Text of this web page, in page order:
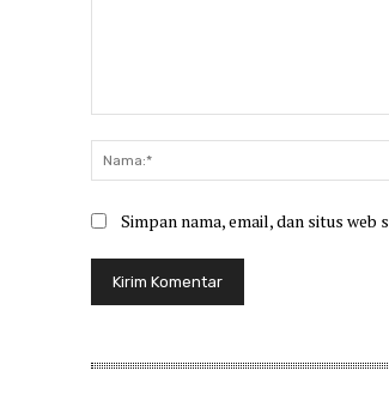
Simpan nama, email, dan situs